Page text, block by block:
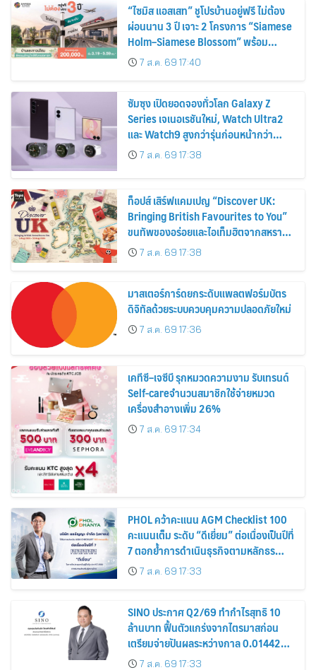
“ไซมิส แอสเสท” ชูโปรบ้านอยู่ฟรี ไม่ต้อง
ผ่อนนาน 3 ปี เจาะ 2 โครงการ “Siamese
Holm–Siamese Blossom” พร้อม
ส่วนลดและสิทธิพิเศษถึง 31 สิงหาคม
2569
7 ส.ค. 69 17:40
ซัมซุง เปิดยอดจองทั่วโลก Galaxy Z
Series เจเนอเรชันใหม่, Watch Ultra2
และ Watch9 สูงกว่ารุ่นก่อนหน้ากว่า
30%7 ส.ค. 69 17:38
ท็อปส์ เสิร์ฟแคมเปญ “Discover UK:
Bringing British Favourites to You”
ขนทัพของอร่อยและไอเท็มฮิตจากสหราช
อาณาจักร ส่งตรงถึงมือตั้งแต่วันนี้ – 18
สิงหาคมนี้
7 ส.ค. 69 17:38
มาสเตอร์การ์ดยกระดับแพลตฟอร์มบัตร
ดิจิทัลด้วยระบบควบคุมความปลอดภัยใหม่
7 ส.ค. 69 17:36
เคทีซี–เจซีบี รุกหมวดความงาม รับเทรนด์
Self-careจำนวนสมาชิกใช้จ่ายหมวด
เครื่องสำอางเพิ่ม 26%
7 ส.ค. 69 17:34
PHOL คว้าคะแนน AGM Checklist 100
คะแนนเต็ม ระดับ “ดีเยี่ยม” ต่อเนื่องเป็นปีที่
7 ตอกย้ำการดำเนินธุรกิจตามหลักธร
รมาภิบาล โปร่งใส สร้างความเชื่อมั่นผู้ถือ
หุ้น
7 ส.ค. 69 17:33
SINO ประกาศ Q2/69 ทำกำไรสุทธิ 10
ล้านบาท ฟื้นตัวแกร่งจากไตรมาสก่อน
เตรียมจ่ายปันผลระหว่างกาล 0.014423
บาทต่อหุ้น ครึ่งปีหลังมุ่งเติบโตต่อเนื่อง
7 ส.ค. 69 17:33